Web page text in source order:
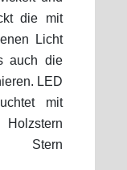
die mit
Licht
auch die
LED
mit
Stern